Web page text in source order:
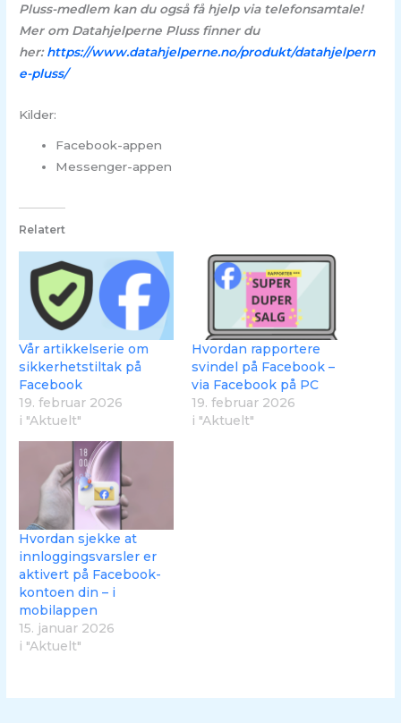
Pluss-medlem kan du også få hjelp via telefonsamtale!
Mer om Datahjelperne Pluss finner du
her:https://www.datahjelperne.no/produkt/datahjelpern
e-pluss/
Kilder:
Facebook-appen
Messenger-appen
Relatert
Vår artikkelserie om
sikkerhetstiltak på
Facebook
19. februar 2026
i "Aktuelt"
Hvordan rapportere
svindel på Facebook –
via Facebook på PC
19. februar 2026
i "Aktuelt"
Hvordan sjekke at
innloggingsvarsler er
aktivert på Facebook-
kontoen din – i
mobilappen
15. januar 2026
i "Aktuelt"